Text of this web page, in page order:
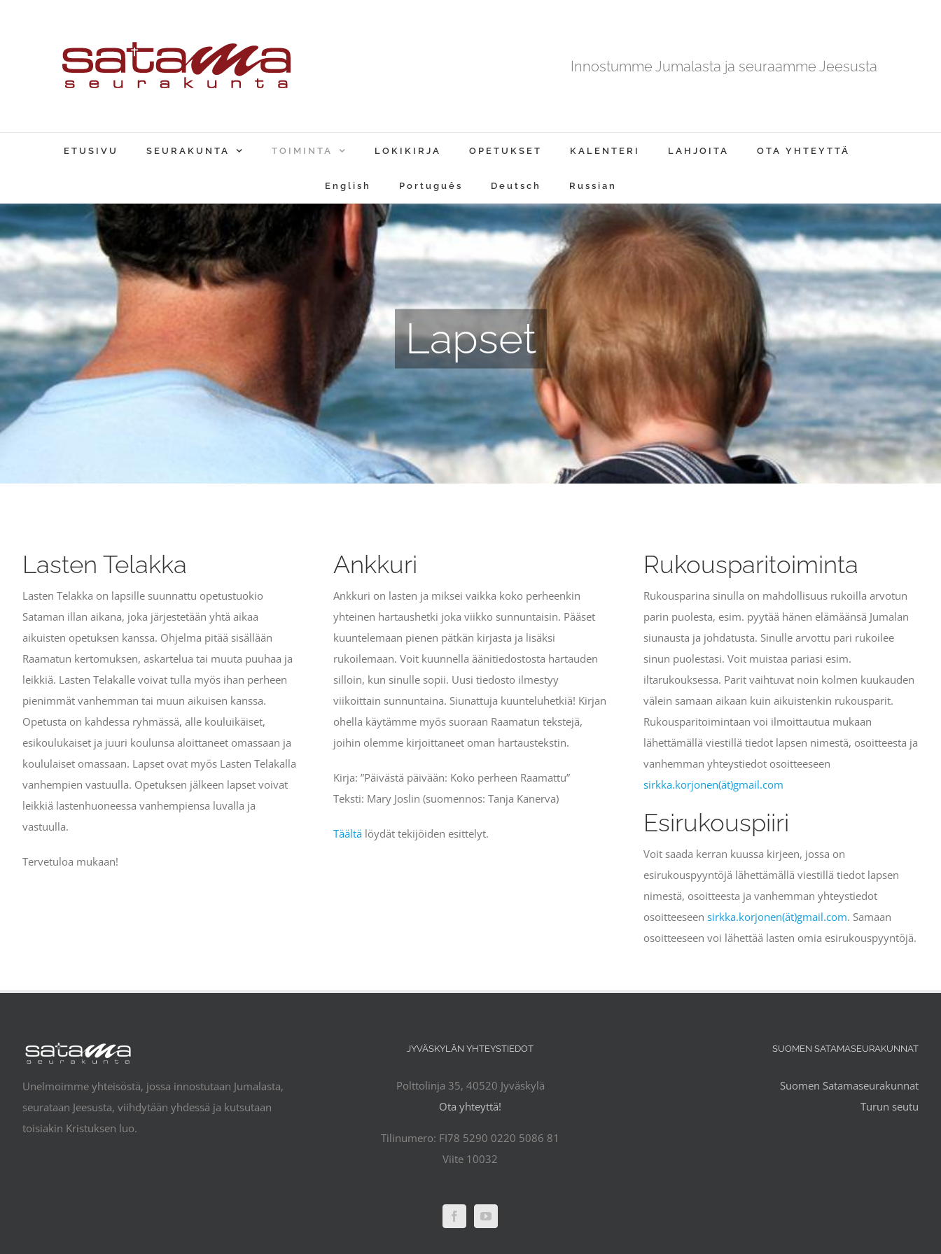
Innostumme Jumalasta ja seuraamme Jeesusta
ETUSIVU SEURAKUNTA TOIMINTA LOKIKIRJA OPETUKSET KALENTERI LAHJOITA OTA YHTEYTTÄ
English Português Deutsch Russian
Lapset
Lasten Telakka
Lasten Telakka on lapsille suunnattu opetustuokio
Sataman illan aikana, joka järjestetään yhtä aikaa
aikuisten opetuksen kanssa. Ohjelma pitää sisällään
Raamatun kertomuksen, askartelua tai muuta puuhaa ja
leikkiä. Lasten Telakalle voivat tulla myös ihan perheen
pienimmät vanhemman tai muun aikuisen kanssa.
Opetusta on kahdessa ryhmässä, alle kouluikäiset,
esikoulukaiset ja juuri koulunsa aloittaneet omassaan ja
koululaiset omassaan. Lapset ovat myös Lasten Telakalla
vanhempien vastuulla. Opetuksen jälkeen lapset voivat
leikkiä lastenhuoneessa vanhempiensa luvalla ja
vastuulla.
Tervetuloa mukaan!
Ankkuri
Ankkuri on lasten ja miksei vaikka koko perheenkin
yhteinen hartaushetki joka viikko sunnuntaisin. Pääset
kuuntelemaan pienen pätkän kirjasta ja lisäksi
rukoilemaan. Voit kuunnella äänitiedostosta hartauden
silloin, kun sinulle sopii. Uusi tiedosto ilmestyy
viikoittain sunnuntaina. Siunattuja kuunteluhetkiä! Kirjan
ohella käytämme myös suoraan Raamatun tekstejä,
joihin olemme kirjoittaneet oman hartaustekstin.
Kirja: ”Päivästä päivään: Koko perheen Raamattu”
Teksti: Mary Joslin (suomennos: Tanja Kanerva)
Täältälöydät tekijöiden esittelyt.
Rukousparitoiminta
Rukousparina sinulla on mahdollisuus rukoilla arvotun
parin puolesta, esim. pyytää hänen elämäänsä Jumalan
siunausta ja johdatusta. Sinulle arvottu pari rukoilee
sinun puolestasi. Voit muistaa pariasi esim.
iltarukouksessa. Parit vaihtuvat noin kolmen kuukauden
välein samaan aikaan kuin aikuistenkin rukousparit.
Rukousparitoimintaan voi ilmoittautua mukaan
lähettämällä viestillä tiedot lapsen nimestä, osoitteesta ja
vanhemman yhteystiedot osoitteeseen
sirkka.korjonen(ät)gmail.com
Esirukouspiiri
Voit saada kerran kuussa kirjeen, jossa on
esirukouspyyntöjä lähettämällä viestillä tiedot lapsen
nimestä, osoitteesta ja vanhemman yhteystiedot
osoitteeseensirkka.korjonen(ät)gmail.com. Samaan
osoitteeseen voi lähettää lasten omia esirukouspyyntöjä.
Unelmoimme yhteisöstä, jossa innostutaan Jumalasta,
seurataan Jeesusta, viihdytään yhdessä ja kutsutaan
toisiakin Kristuksen luo.
JYVÄSKYLÄN YHTEYSTIEDOT
Polttolinja 35, 40520 Jyväskylä
Ota yhteyttä!
Tilinumero: FI78 5290 0220 5086 81
Viite 10032
SUOMEN SATAMASEURAKUNNAT
Suomen Satamaseurakunnat
Turun seutu